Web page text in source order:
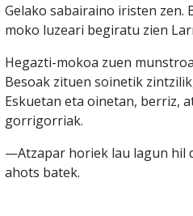
Gelako sabairaino iristen zen.
moko luzeari begiratu zien
Hegazti-mokoa zuen
Besoak zituen soinetik
Eskuetan eta oinetan, berriz,
gorrigorriak.
—Atzapar horiek lau lagun hil
ahots batek.